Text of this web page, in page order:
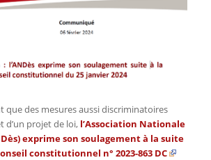
que des mesures aussi discriminatoires
d’un projet de loi,l’Association Nationale
exprime son soulagement à la suite
constitutionnel n° 2023-863 DC